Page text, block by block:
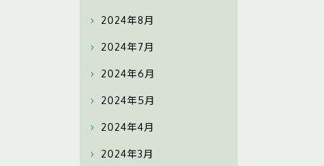
2024年8月
2024年7月
2024年6月
2024年5月
2024年4月
2024年3月